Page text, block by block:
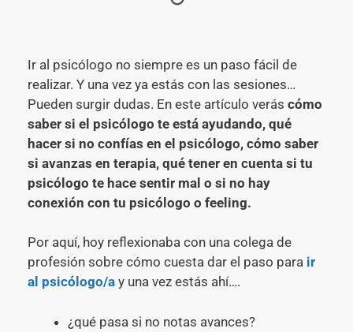
Ir al psicólogo no siempre es un paso fácil de
realizar. Y una vez ya estás con las sesiones…
Pueden surgir dudas. En este artículo verás cómo
saber si el psicólogo te está ayudando, qué
hacer si no confías en el psicólogo, cómo saber
si avanzas en terapia, qué tener en cuenta si tu
psicólogo te hace sentir mal o si no hay
conexión con tu psicólogo o feeling.
Por aquí, hoy reflexionaba con una colega de
profesión sobre cómo cuesta dar el paso para ir
al psicólogo/a y una vez estás ahí….
¿qué pasa si no notas avances?